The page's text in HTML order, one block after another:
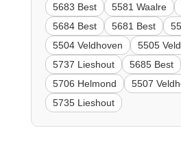
5683 Best
5581 Waalre
5684 Best
5681 Best
5504 Veldhoven
5505
5737 Lieshout
5685 Best
5706 Helmond
5507
5735 Lieshout